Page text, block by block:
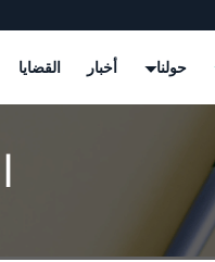
حولنا أخبار القضايا